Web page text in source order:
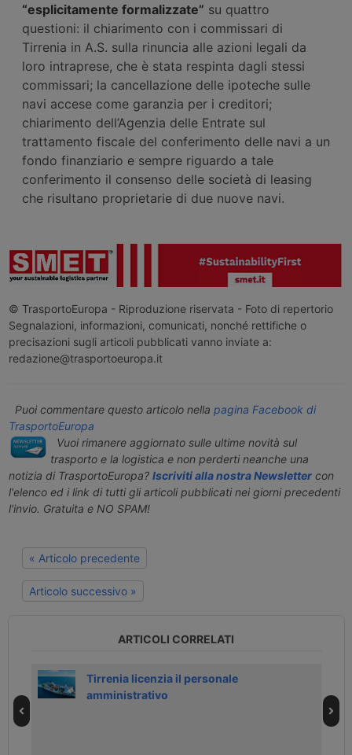
“esplicitamente formalizzate” su quattro
questioni: il chiarimento con i commissari di
Tirrenia in A.S. sulla rinuncia alle azioni legali da
loro intraprese, che è stata respinta dagli stessi
commissari; la cancellazione delle ipoteche sulle
navi accese come garanzia per i creditori;
chiarimento dell’Agenzia delle Entrate sul
trattamento fiscale del conferimento delle navi a un
fondo finanziario e sempre riguardo a tale
conferimento il consenso delle società di leasing
che risultano proprietarie di due nuove navi.
© TrasportoEuropa - Riproduzione riservata - Foto di repertorio
Segnalazioni, informazioni, comunicati, nonché rettifiche o
precisazioni sugli articoli pubblicati vanno inviate a:
redazione@trasportoeuropa.it
Puoi commentare questo articolo nella pagina Facebook di
TrasportoEuropa
Vuoi rimanere aggiornato sulle ultime novità sul
trasporto e la logistica e non perderti neanche una
notizia di TrasportoEuropa? Iscriviti alla nostra Newslettercon
l'elenco ed i link di tutti gli articoli pubblicati nei giorni precedenti
l'invio. Gratuita e NO SPAM!
« Articolo precedente
Articolo successivo »
ARTICOLI CORRELATI
Tirrenia licenzia il personale
amministrativo